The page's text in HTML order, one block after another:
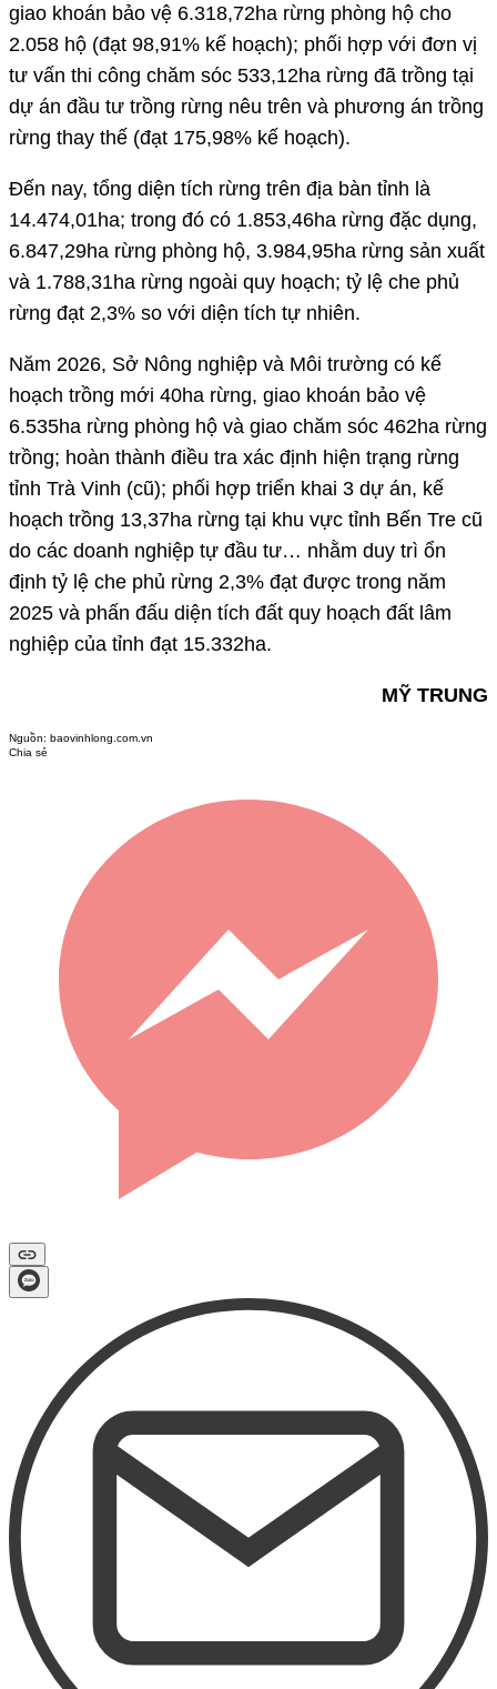
giao khoán bảo vệ 6.318,72ha rừng phòng hộ cho
2.058 hộ (đạt 98,91% kế hoạch); phối hợp với đơn vị
tư vấn thi công chăm sóc 533,12ha rừng đã trồng tại
dự án đầu tư trồng rừng nêu trên và phương án trồng
rừng thay thế (đạt 175,98% kế hoạch).
Đến nay, tổng diện tích rừng trên địa bàn tỉnh là
14.474,01ha; trong đó có 1.853,46ha rừng đặc dụng,
6.847,29ha rừng phòng hộ, 3.984,95ha rừng sản xuất
và 1.788,31ha rừng ngoài quy hoạch; tỷ lệ che phủ
rừng đạt 2,3% so với diện tích tự nhiên.
Năm 2026, Sở Nông nghiệp và Môi trường có kế
hoạch trồng mới 40ha rừng, giao khoán bảo vệ
6.535ha rừng phòng hộ và giao chăm sóc 462ha rừng
trồng; hoàn thành điều tra xác định hiện trạng rừng
tỉnh Trà Vinh (cũ); phối hợp triển khai 3 dự án, kế
hoạch trồng 13,37ha rừng tại khu vực tỉnh Bến Tre cũ
do các doanh nghiệp tự đầu tư… nhằm duy trì ổn
định tỷ lệ che phủ rừng 2,3% đạt được trong năm
2025 và phấn đấu diện tích đất quy hoạch đất lâm
nghiệp của tỉnh đạt 15.332ha.
MỸ TRUNG
Nguồn: baovinhlong.com.vn
Chia sẻ